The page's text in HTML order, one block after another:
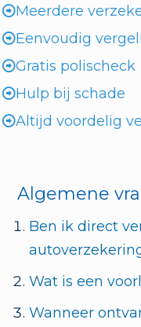
Meerdere
Eenvoudig
Gratis polischeck
Hulp bij schade
Altijd voordelig
Algemene
Ben ik direct
Wat is een
Wanneer